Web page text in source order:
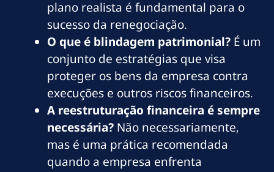
plano realista é fundamental para o
sucesso da renegociação.
O que é blindagem patrimonial? É um
conjunto de estratégias que visa
proteger os bens da empresa contra
execuções e outros riscos financeiros.
A reestruturação financeira é sempre
necessária? Não necessariamente,
mas é uma prática recomendada
quando a empresa enfrenta